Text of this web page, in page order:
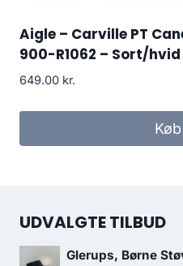
Aigle – Carville PT
900-R1062 – Sort/
649.00 kr.
UDVALGTE TILBUD
Glerups, Børne